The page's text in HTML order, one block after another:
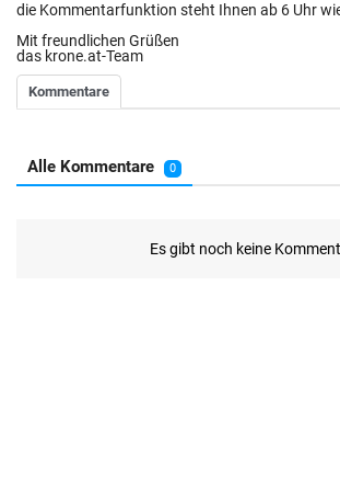
die Kommentarfunktion steht Ihnen ab 6 Uhr
Mit freundlichen Grüßen
das krone.at-Team